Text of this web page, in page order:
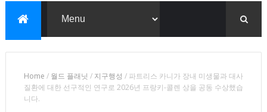
Home / 월드 플래닛 / 지구행성 / 파트리스 카니가 장내 미생물과 대사
질환에 대한 선구적인 연구로 2026년 프랑키-콜렌 상을 공동 수상했습
니다.